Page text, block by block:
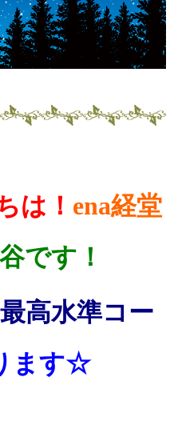
は！ ena経堂
です！
最高水準コー
ます☆